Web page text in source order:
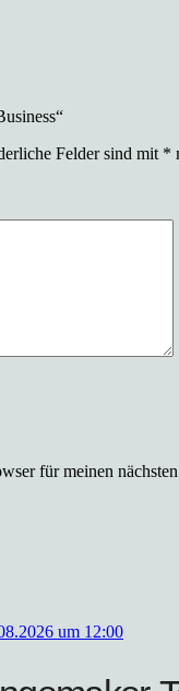
Felder sind mit *
für meinen